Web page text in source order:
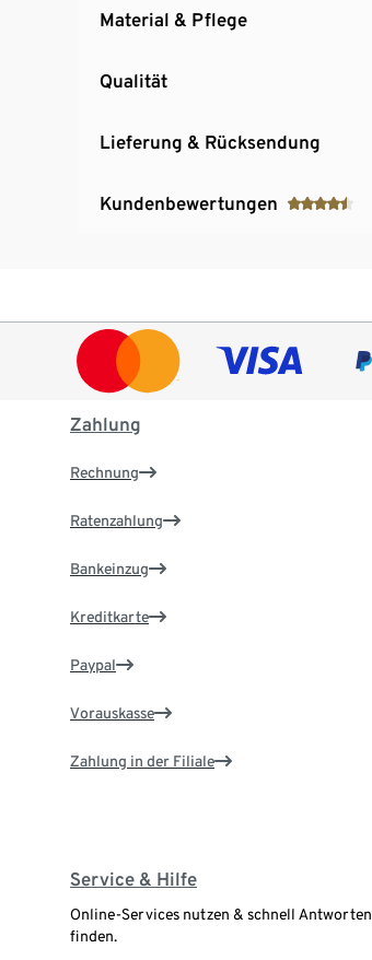
Material & Pflege
Qualität
Lieferung & Rücksendung
Kundenbewertungen
Zahlung
Rechnung
Ratenzahlung
Bankeinzug
Kreditkarte
Paypal
Vorauskasse
Zahlung in der Filiale
Service & Hilfe
Online-Services nutzen & schnell Antworten
finden.